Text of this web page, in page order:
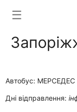
☰
Автобус:
Дні відправлення: